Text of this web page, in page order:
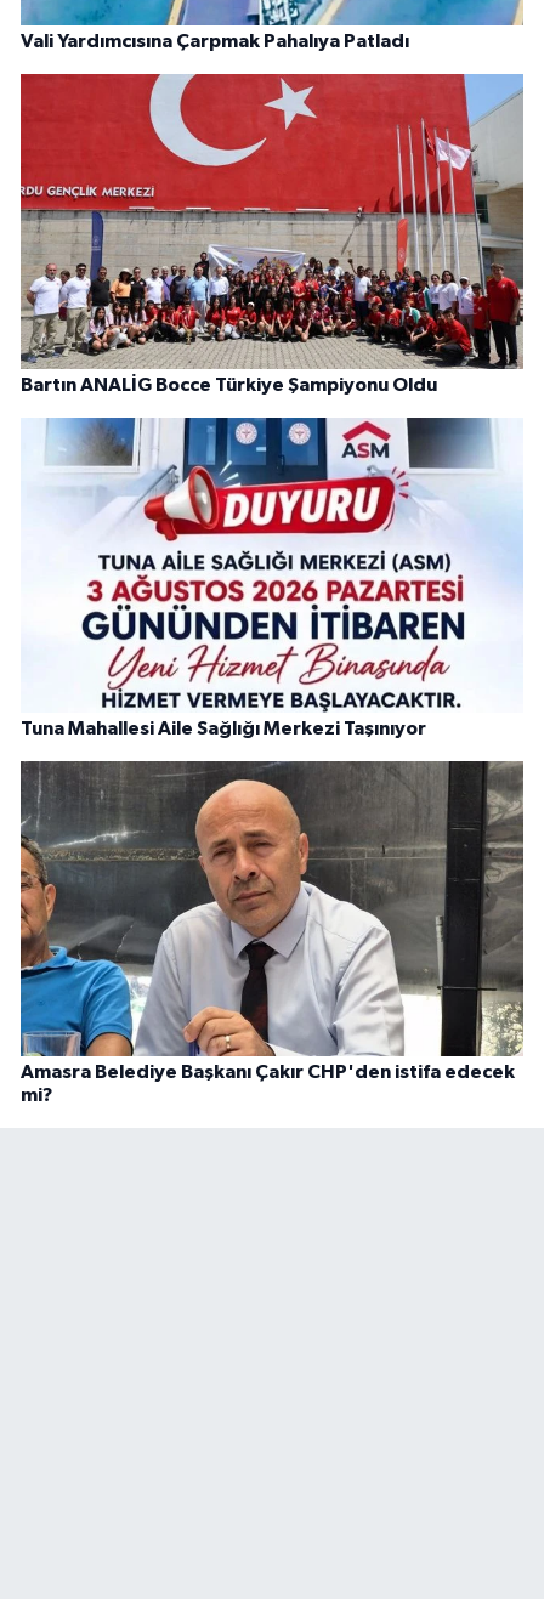
Vali Yardımcısına Çarpmak Pahalıya Patladı
Bartın ANALİG Bocce Türkiye Şampiyonu Oldu
Tuna Mahallesi Aile Sağlığı Merkezi Taşınıyor
Amasra Belediye Başkanı Çakır CHP'den istifa edecek
mi?